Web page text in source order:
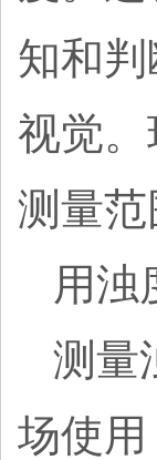
知和
视觉
测量
用浊
测量
场使